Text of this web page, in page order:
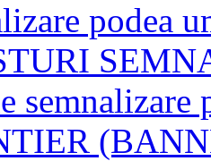
podea
semnalizare